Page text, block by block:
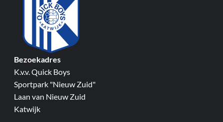
Bezoekadres
K.v.v. Quick Boys
Sportpark "Nieuw Zuid"
Laan van Nieuw Zuid
Katwijk